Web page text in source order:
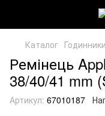
Каталог
Ремінець
38/40/41 mm
Артикул: 67010187